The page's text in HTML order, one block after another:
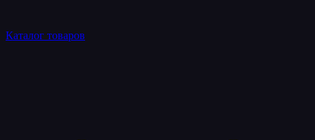
Каталог товаров